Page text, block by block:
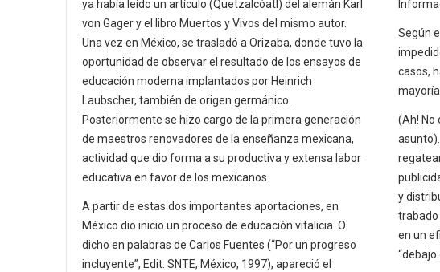
ya había leído un artículo (Quetzalcóatl) del alemán Karl
von Gager y el libro Muertos y Vivos del mismo autor.
Una vez en México, se trasladó a Orizaba, donde tuvo la
oportunidad de observar el resultado de los ensayos de
educación moderna implantados por Heinrich
Laubscher, también de origen germánico.
Posteriormente se hizo cargo de la primera generación
de maestros renovadores de la enseñanza mexicana,
actividad que dio forma a su productiva y extensa labor
educativa en favor de los mexicanos.
A partir de estas dos importantes aportaciones, en
México dio inicio un proceso de educación vitalicia. O
dicho en palabras de Carlos Fuentes (“Por un progreso
incluyente”, Edit. SNTE, México, 1997), apareció el
Según
casos,
(Ah! No
y
en un
“debajo